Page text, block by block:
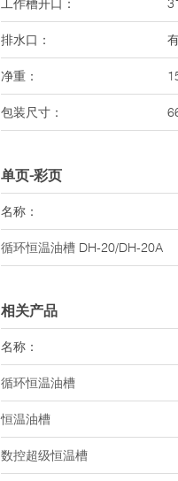
工作槽开口：
排水口：
净重：
包装尺寸：
单页-彩页
名称：
循环恒温油槽 DH-20/DH-20A
相关产品
名称：
循环恒温油槽
恒温油槽
数控超级恒温槽